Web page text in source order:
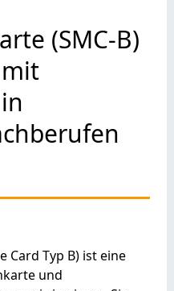
(SMC-B)
Card Typ B) ist eine
und